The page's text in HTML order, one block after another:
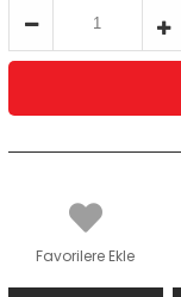
Favorilere Ekle